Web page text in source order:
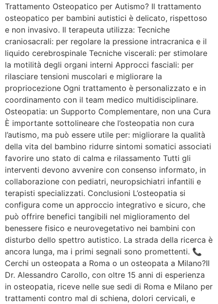
Trattamento Osteopatico per Autismo? Il trattamento
osteopatico per bambini autistici è delicato, rispettoso
e non invasivo. Il terapeuta utilizza: Tecniche
craniosacrali: per regolare la pressione intracranica e il
liquido cerebrospinale Tecniche viscerali: per stimolare
la motilità degli organi interni Approcci fasciali: per
rilasciare tensioni muscolari e migliorare la
propriocezione Ogni trattamento è personalizzato e in
coordinamento con il team medico multidisciplinare.
Osteopatia: un Supporto Complementare, non una Cura
È importante sottolineare che l’osteopatia non cura
l’autismo, ma può essere utile per: migliorare la qualità
della vita del bambino ridurre sintomi somatici associati
favorire uno stato di calma e rilassamento Tutti gli
interventi devono avvenire con consenso informato, in
collaborazione con pediatri, neuropsichiatri infantili e
terapisti specializzati. Conclusioni L’osteopatia si
configura come un approccio integrativo e sicuro, che
può offrire benefici tangibili nel miglioramento del
benessere fisico e neurovegetativo nei bambini con
disturbo dello spettro autistico. La strada della ricerca è
ancora lunga, ma i primi segnali sono promettenti. 📞
Cerchi un osteopata a Roma o un osteopata a Milano?Il
Dr. Alessandro Carollo, con oltre 15 anni di esperienza
in osteopatia, riceve nelle sue sedi di Roma e Milano per
trattamenti contro mal di schiena, dolori cervicali, e